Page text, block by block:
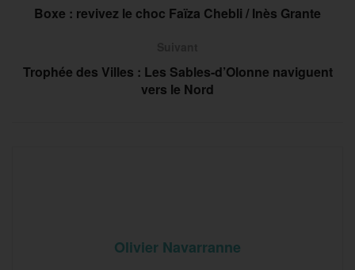
Boxe : revivez le choc Faïza Chebli / Inès Grante
Trophée des Villes : Les Sables-d’Olonne naviguent
vers le Nord
Olivier Navarranne